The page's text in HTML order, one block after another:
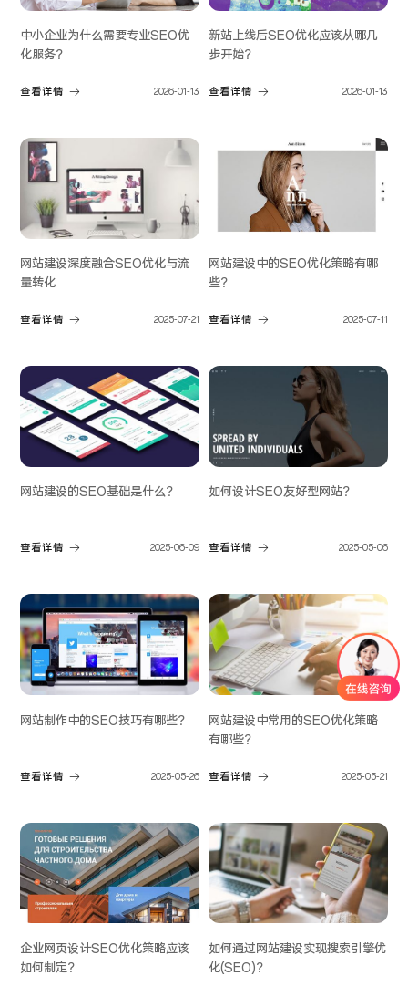
中小企业为什么需要专业SEO优
化服务？
查看详情 2026-01-13
新站上线后SEO优化应该从哪几
步开始？
查看详情 2026-01-13
网站建设深度融合SEO优化与流
量转化
查看详情 2025-07-21
网站建设中的SEO优化策略有哪
些？
查看详情 2025-07-11
网站建设的SEO基础是什么？
查看详情 2025-06-09
如何设计SEO友好型网站？
查看详情 2025-05-06
网站制作中的SEO技巧有哪些？
查看详情 2025-05-26
网站建设中常用的SEO优化策略
有哪些？
查看详情 2025-05-21
企业网页设计SEO优化策略应该
如何制定？
如何通过网站建设实现搜索引擎优
化(SEO)？